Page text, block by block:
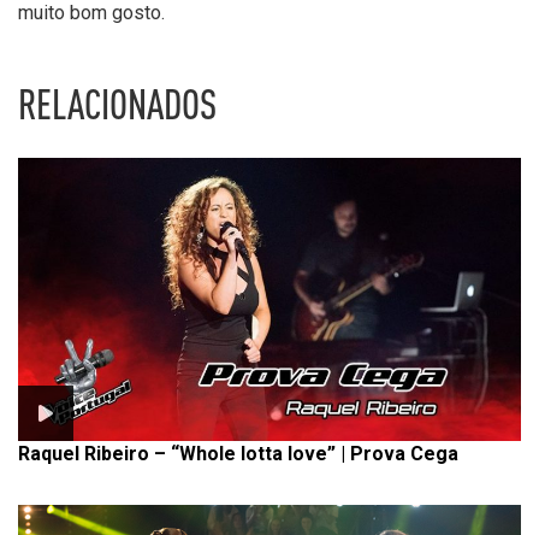
muito bom gosto.
RELACIONADOS
Raquel Ribeiro – “Whole lotta love” | Prova Cega